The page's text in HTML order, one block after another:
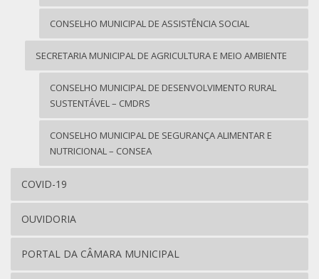
CONSELHO MUNICIPAL DE ASSISTÊNCIA SOCIAL
SECRETARIA MUNICIPAL DE AGRICULTURA E MEIO AMBIENTE
CONSELHO MUNICIPAL DE DESENVOLVIMENTO RURAL
SUSTENTÁVEL – CMDRS
CONSELHO MUNICIPAL DE SEGURANÇA ALIMENTAR E
NUTRICIONAL – CONSEA
COVID-19
OUVIDORIA
PORTAL DA CÂMARA MUNICIPAL